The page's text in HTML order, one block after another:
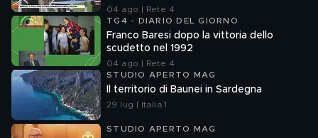
04 ago | Rete 4
TG4 - DIARIO DEL GIORNO
Franco Baresi dopo la vittoria dello
scudetto nel 1992
04 ago | Rete 4
STUDIO APERTO MAG
Il territorio di Baunei in Sardegna
29 lug | Italia 1
STUDIO APERTO MAG